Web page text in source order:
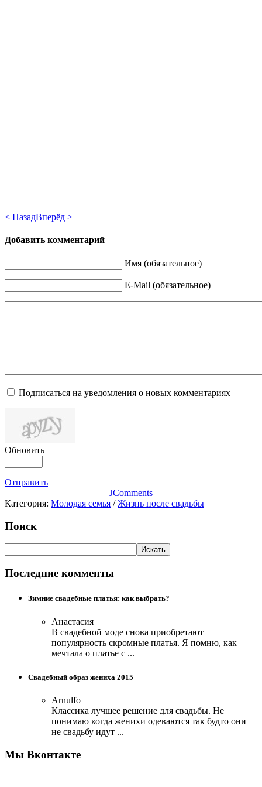
< НазадВперёд >
Добавить комментарий
Имя (обязательное)
E-Mail (обязательное)
Подписаться на уведомления о новых комментариях
Обновить
Отправить
JComments
Категория: Молодая семья /Жизнь после свадьбы
Поиск
Последние комменты
Зимние свадебные платья: как выбрать?
Анастасия
В свадебной моде снова приобретают
популярность скромные платья. Я помню, как
мечтала о платье с ...
Свадебный образ жениха 2015
Arnulfo
Классика лучшее решение для свадьбы. Не
понимаю когда женихи одеваются так будто они
не свадьбу идут ...
Мы Вконтакте